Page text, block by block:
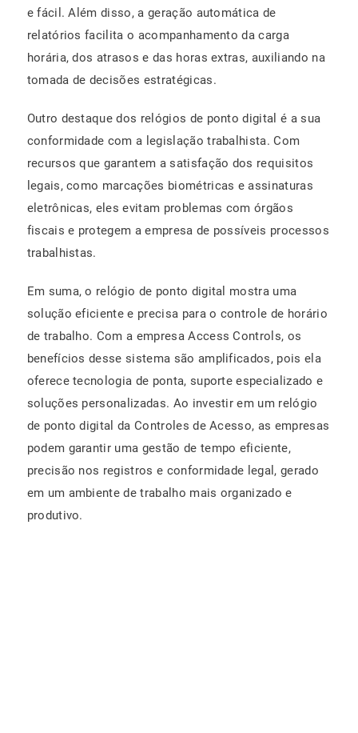
e fácil. Além disso, a geração automática de
relatórios facilita o acompanhamento da carga
horária, dos atrasos e das horas extras, auxiliando na
tomada de decisões estratégicas.
Outro destaque dos relógios de ponto digital é a sua
conformidade com a legislação trabalhista. Com
recursos que garantem a satisfação dos requisitos
legais, como marcações biométricas e assinaturas
eletrônicas, eles evitam problemas com órgãos
fiscais e protegem a empresa de possíveis processos
trabalhistas.
Em suma, o relógio de ponto digital mostra uma
solução eficiente e precisa para o controle de horário
de trabalho. Com a empresa Access Controls, os
benefícios desse sistema são amplificados, pois ela
oferece tecnologia de ponta, suporte especializado e
soluções personalizadas. Ao investir em um relógio
de ponto digital da Controles de Acesso, as empresas
podem garantir uma gestão de tempo eficiente,
precisão nos registros e conformidade legal, gerado
em um ambiente de trabalho mais organizado e
produtivo.